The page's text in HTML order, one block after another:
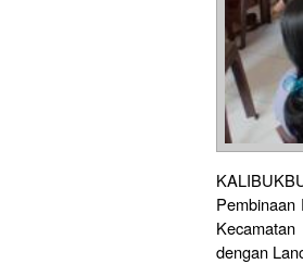
Pembinaan
dengan